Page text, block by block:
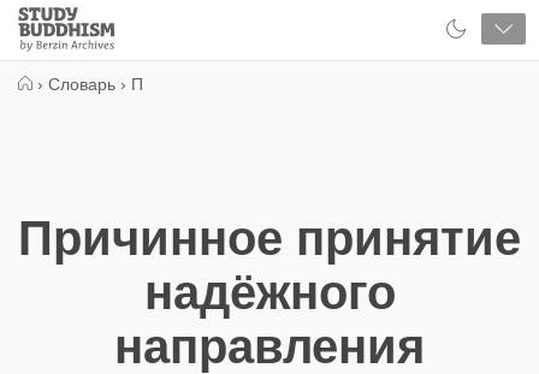
Close
Study
Buddhism
› Словарь › П
Причинное принятие
надёжного
направления